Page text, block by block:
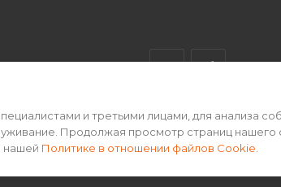
• 2026 г.
и третьими лицами, для анализа
Продолжая просмотр страниц нашего
нашей Политике в отношении файлов Cookie